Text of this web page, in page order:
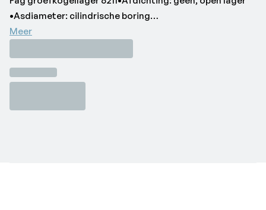
•Asdiameter: cilindrische boring
•Binnendiameter: 55 mm
•Buitendiameter: 100 mm
•Buitenring: zonder flens/groef
•Electrische isolatie: geen stroomisolering
Meer